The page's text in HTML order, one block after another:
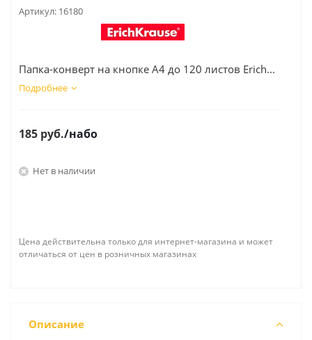
Артикул: 16180
Папка-конверт на кнопке А4 до 120 листов Erich...
Подробнее
185 руб./набо
Нет в наличии
Цена действительна только для интернет-магазина и может
отличаться от цен в розничных магазинах
Описание